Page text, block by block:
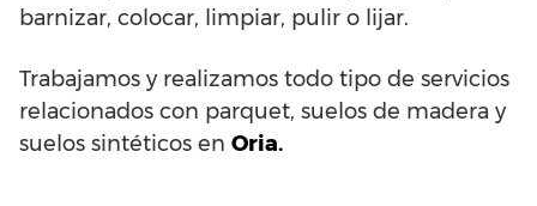
barnizar, colocar, limpiar, pulir o lijar.
Trabajamos y realizamos todo tipo de servicios
relacionados con parquet, suelos de madera y
suelos sintéticos en Oria.